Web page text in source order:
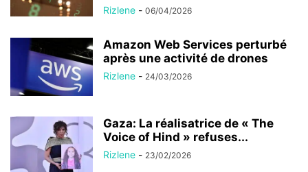
Rizlene - 06/04/2026
Amazon Web Services perturbé
après une activité de drones
Rizlene - 24/03/2026
Gaza: La réalisatrice de « The
Voice of Hind » refuses...
Rizlene - 23/02/2026